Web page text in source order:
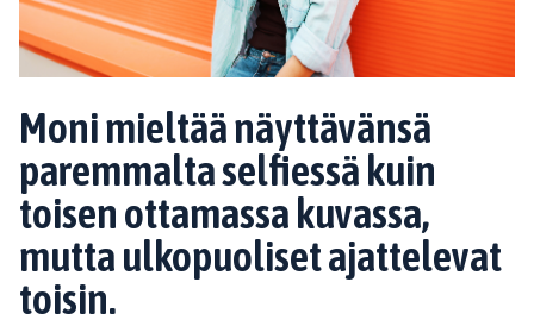
Moni mieltää näyttävänsä
paremmalta selfiessä kuin
toisen ottamassa kuvassa,
mutta ulkopuoliset ajattelevat
toisin.